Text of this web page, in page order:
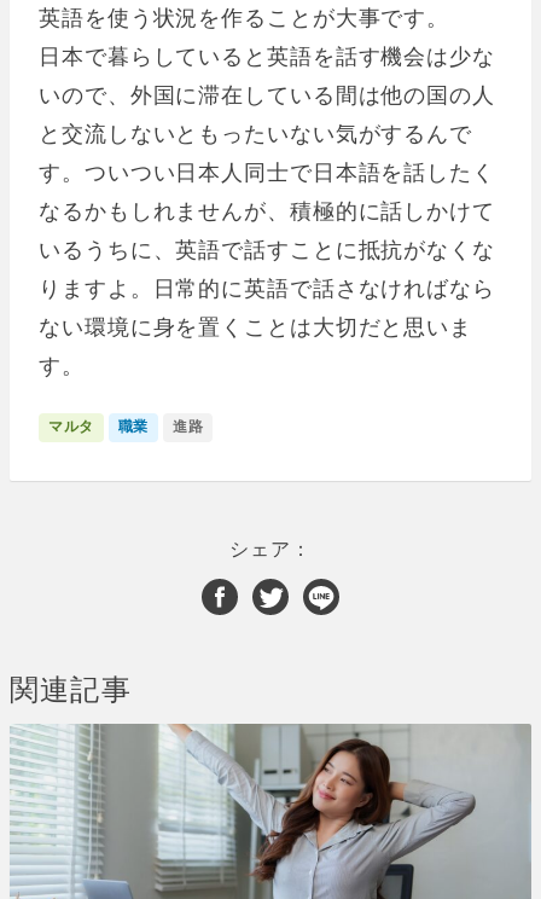
英語を使う状況を作ることが大事です。
日本で暮らしていると英語を話す機会は少な
いので、外国に滞在している間は他の国の人
と交流しないともったいない気がするんで
す。ついつい日本人同士で日本語を話したく
なるかもしれませんが、積極的に話しかけて
いるうちに、英語で話すことに抵抗がなくな
りますよ。日常的に英語で話さなければなら
ない環境に身を置くことは大切だと思いま
す。
マルタ 職業 進路
シェア：
関連記事